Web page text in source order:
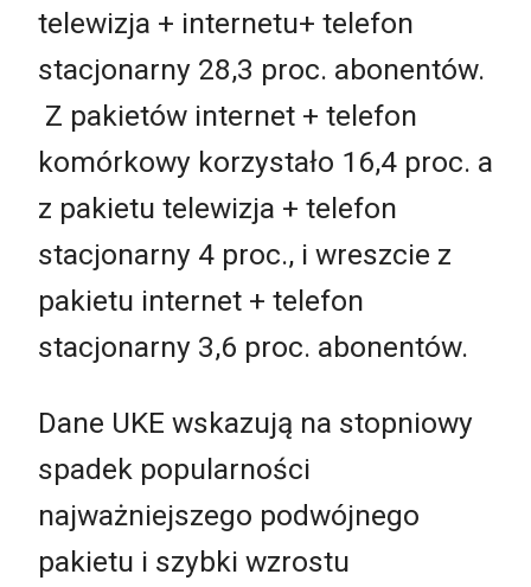
telewizja + internetu+ telefon
stacjonarny 28,3 proc. abonentów.
Z pakietów internet + telefon
komórkowy korzystało 16,4 proc. a
z pakietu telewizja + telefon
stacjonarny 4 proc., i wreszcie z
pakietu internet + telefon
stacjonarny 3,6 proc. abonentów.
Dane UKE wskazują na stopniowy
spadek popularności
najważniejszego podwójnego
pakietu i szybki wzrostu